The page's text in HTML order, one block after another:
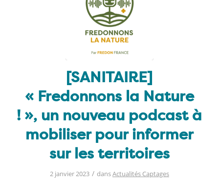
[SANITAIRE]
« Fredonnons la Nature
! », un nouveau podcast à
mobiliser pour informer
sur les territoires
2 janvier 2023 / dansActualités Captages